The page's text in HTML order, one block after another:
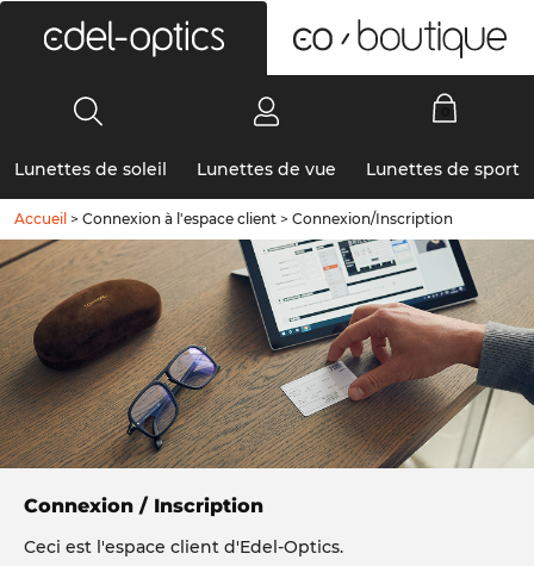
Lunettes de soleil Lunettes de vue Lunettes de sport
Accueil > Connexion à l'espace client > Connexion/Inscription
Connexion / Inscription
Ceci est l'espace client d'Edel-Optics.